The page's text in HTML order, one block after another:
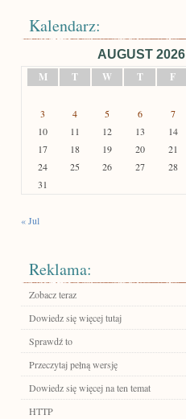
Kalendarz:
AUGUST 2026
M
T W T F
3
4 5 6 7
10
11 12 13 14
17
18 19 20 21
24
25 26 27 28
31
« Jul
Reklama:
Zobacz teraz
Dowiedz się więcej tutaj
Sprawdź to
Przeczytaj pełną wersję
Dowiedz się więcej na ten temat
HTTP